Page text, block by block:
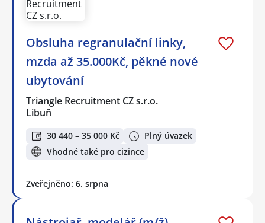
Obsluha regranulační linky,
mzda až 35.000Kč, pěkné nové
ubytování
Triangle Recruitment CZ s.r.o.
Libuň
30 440 – 35 000 Kč
Plný úvazek
Vhodné také pro cizince
Zveřejněno: 6. srpna